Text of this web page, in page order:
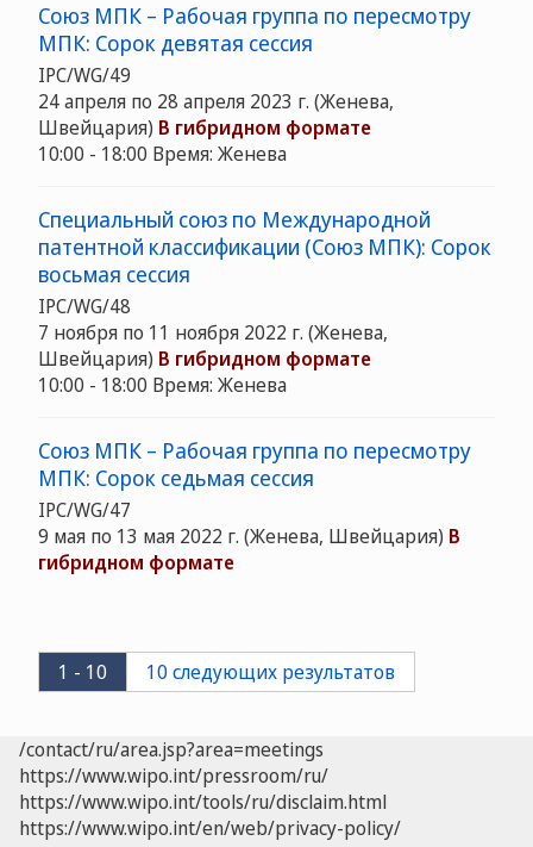
Союз МПК – Рабочая группа по пересмотру
МПК: Сорок девятая сессия
IPC/WG/49
24 апреля по 28 апреля 2023 г. (Женева,
Швейцария) В гибридном формате
10:00 - 18:00 Время: Женева
Специальный союз по Международной
патентной классификации (Союз МПК): Сорок
восьмая сессия
IPC/WG/48
7 ноября по 11 ноября 2022 г. (Женева,
Швейцария) В гибридном формате
10:00 - 18:00 Время: Женева
Союз МПК – Рабочая группа по пересмотру
МПК: Сорок седьмая сессия
IPC/WG/47
9 мая по 13 мая 2022 г. (Женева, Швейцария) В
гибридном формате
1 - 10 10 следующих результатов
/contact/ru/area.jsp?area=meetings
https://www.wipo.int/pressroom/ru/
https://www.wipo.int/tools/ru/disclaim.html
https://www.wipo.int/en/web/privacy-policy/